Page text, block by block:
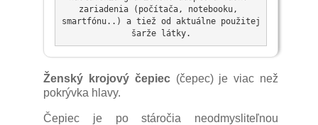
zariadenia (počítača, notebooku,
smartfónu..) a tiež od aktuálne použitej
šarže látky.
Ženský krojový čepiec(čepec) je viac než
pokrývka hlavy.
Čepiec je po stáročia neodmysliteľnou